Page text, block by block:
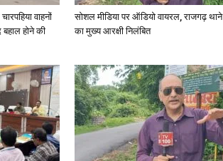
वाहनों
होने की
सोशल मीडिया पर ऑडियो वायरल, राजगढ़ थाने
का मुख्य आरक्षी निलंबित